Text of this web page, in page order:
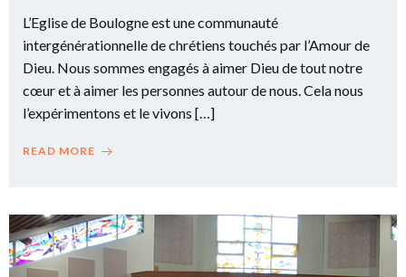
L’Eglise de Boulogne est une communauté
intergénérationnelle de chrétiens touchés par l’Amour de
Dieu. Nous sommes engagés à aimer Dieu de tout notre
cœur et à aimer les personnes autour de nous. Cela nous
l’expérimentons et le vivons […]
READ MORE